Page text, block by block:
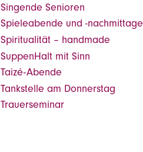
Singende Senioren
Spieleabende und -nachmittage
Spiritualität – handmade
SuppenHalt mit Sinn
Taizé-Abende
Tankstelle am Donnerstag
Trauerseminar